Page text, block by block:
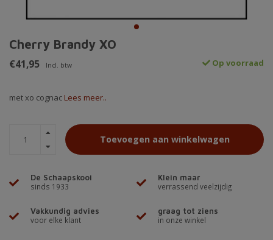
Cherry Brandy XO
€41,95 Incl. btw Op voorraad
met xo cognac Lees meer..
Toevoegen aan winkelwagen
De Schaapskooi
sinds 1933
Klein maar
verrassend veelzijdig
Vakkundig advies
voor elke klant
graag tot ziens
in onze winkel